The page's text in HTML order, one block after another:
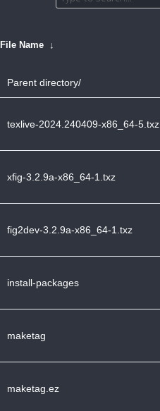
File Name ↓
Parent directory/
texlive-2024.240409-x86_64-5.txz
xfig-3.2.9a-x86_64-1.txz
fig2dev-3.2.9a-x86_64-1.txz
install-packages
maketag
maketag.ez